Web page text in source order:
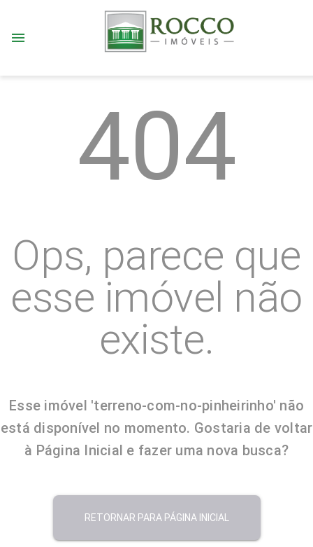
menu
404
Ops, parece que
esse imóvel não
existe.
Esse imóvel 'terreno-com-no-pinheirinho' não
está disponível no momento. Gostaria de voltar
à Página Inicial e fazer uma nova busca?
RETORNAR PARA PÁGINA INICIAL